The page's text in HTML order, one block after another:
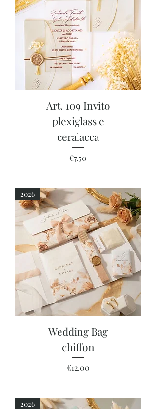
Art. 109 Invito
plexiglass e
ceralacca
Price
€7.50
2026
Wedding Bag
chiffon
Price
€12.00
2026